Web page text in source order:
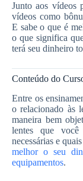
Junto aos vídeos
vídeos como
E sabe o que é
o que significa
terá seu dinheiro
Conteúdo do
Entre os
o relacionado às
maneira bem
lentes que
necessárias e
melhor o seu
equipamentos.